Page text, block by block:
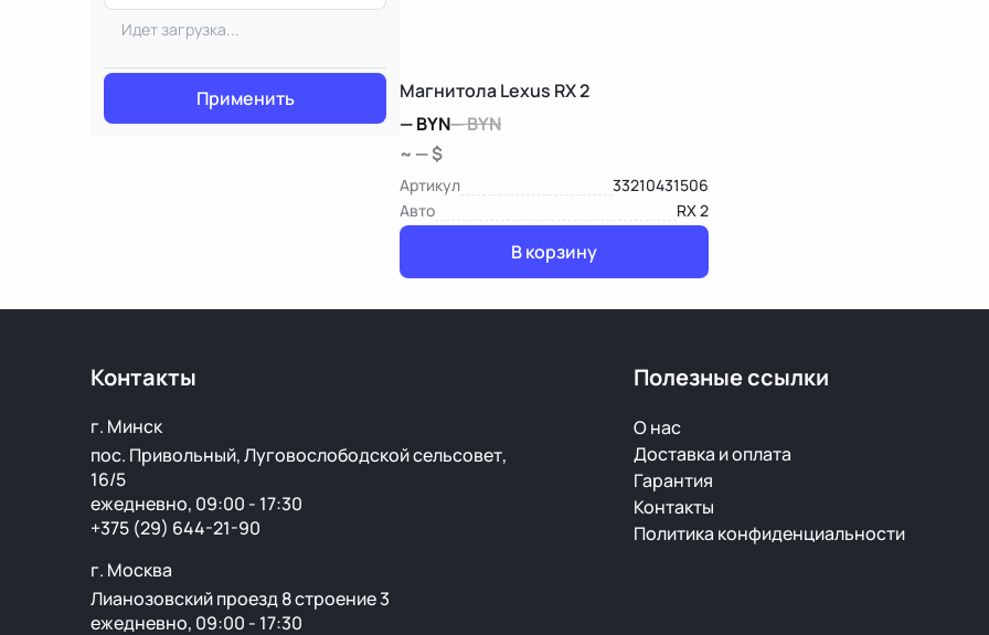
Идет загрузка...
Применить
Магнитола Lexus RX 2
—BYN—BYN
~ — $
Артикул
33210431506
Авто
RX 2
В корзину
Контакты
г. Минск
пос. Привольный, Луговослободской сельсовет,
16/5
ежедневно, 09:00 - 17:30
+375 (29) 644-21-90
г. Москва
Лианозовский проезд 8 строение 3
ежедневно, 09:00 - 17:30
Полезные ссылки
О нас
Доставка и оплата
Гарантия
Контакты
Политика конфиденциальности